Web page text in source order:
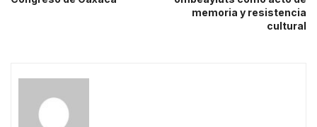
memoria y resistencia
cultural